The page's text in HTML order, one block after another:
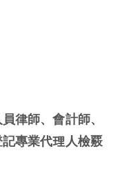
律師、會計師、
專業代理人檢覈